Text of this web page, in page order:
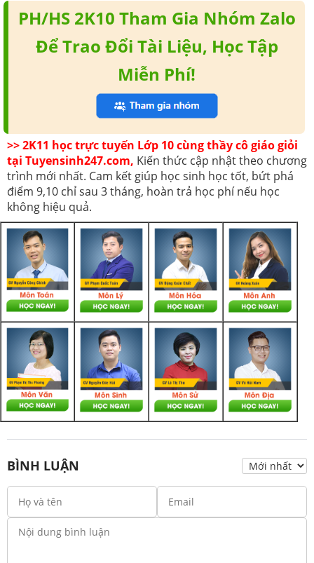
PH/HS 2K10 Tham Gia Nhóm Zalo
Để Trao Đổi Tài Liệu, Học Tập
Miễn Phí!
>> 2K11 học trực tuyến Lớp 10 cùng thầy cô giáo giỏi
tại Tuyensinh247.com, Kiến thức cập nhật theo chương
trình mới nhất. Cam kết giúp học sinh học tốt, bứt phá
điểm 9,10 chỉ sau 3 tháng, hoàn trả học phí nếu học
không hiệu quả.
BÌNH LUẬN